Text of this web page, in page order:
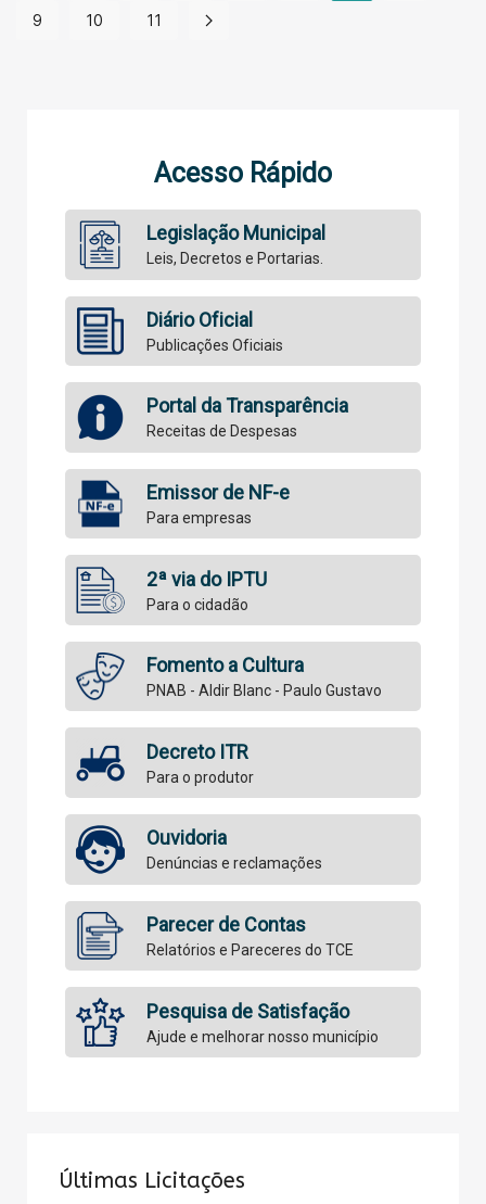
9 10 11
Acesso Rápido
Legislação Municipal
Leis, Decretos e Portarias.
Diário Oficial
Publicações Oficiais
Portal da Transparência
Receitas de Despesas
Emissor de NF-e
Para empresas
2ª via do IPTU
Para o cidadão
Fomento a Cultura
PNAB - Aldir Blanc - Paulo Gustavo
Decreto ITR
Para o produtor
Ouvidoria
Denúncias e reclamações
Parecer de Contas
Relatórios e Pareceres do TCE
Pesquisa de Satisfação
Ajude e melhorar nosso município
Últimas Licitações